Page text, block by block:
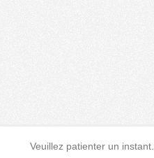
Veuillez patienter un